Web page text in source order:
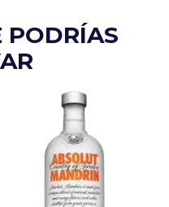
PODRÍAS